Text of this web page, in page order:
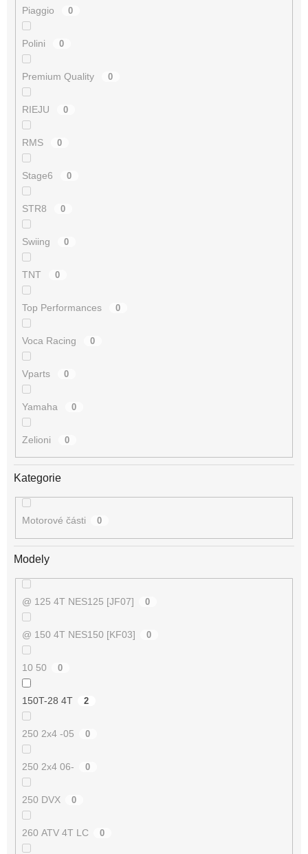
Piaggio 0
Polini 0
Premium Quality 0
RIEJU 0
RMS 0
Stage6 0
STR8 0
Swiing 0
TNT 0
Top Performances 0
Voca Racing 0
Vparts 0
Yamaha 0
Zelioni 0
Kategorie
Motorové části 0
Modely
@ 125 4T NES125 [JF07] 0
@ 150 4T NES150 [KF03] 0
10 50 0
150T-28 4T 2
250 2x4 -05 0
250 2x4 06- 0
250 DVX 0
260 ATV 4T LC 0